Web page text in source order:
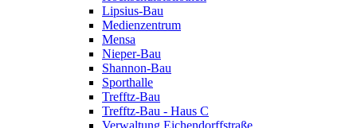
Lipsius-Bau
Medienzentrum
Mensa
Nieper-Bau
Shannon-Bau
Sporthalle
Trefftz-Bau
Trefftz-Bau - Haus C
Verwaltung Eichendorffstraße